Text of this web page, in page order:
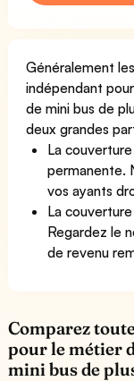
Généralement
indépendant
de mini bus de
deux grandes
La
permanente.
vos ayants
La
Regardez le
de revenu
Comparez
pour le métier
mini bus de